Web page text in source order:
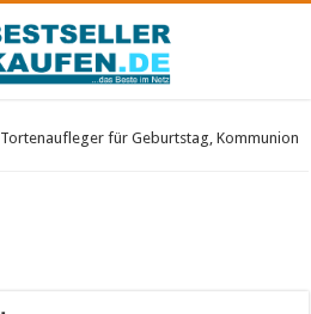
Tortenaufleger für Geburtstag, Kommunion